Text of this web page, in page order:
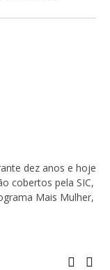
dez anos e hoje
cobertos pela SIC,
Mais Mulher,